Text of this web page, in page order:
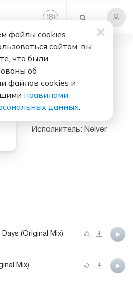
18+
Слушать бесплатно
Offworld
Transmissions,
Vol. 7
Исполнитель: Nelver
Days (Original Mix)
Mix)
файлы cookies.
сайтом, вы
что были
об
файлов cookies и
правилами
данных.